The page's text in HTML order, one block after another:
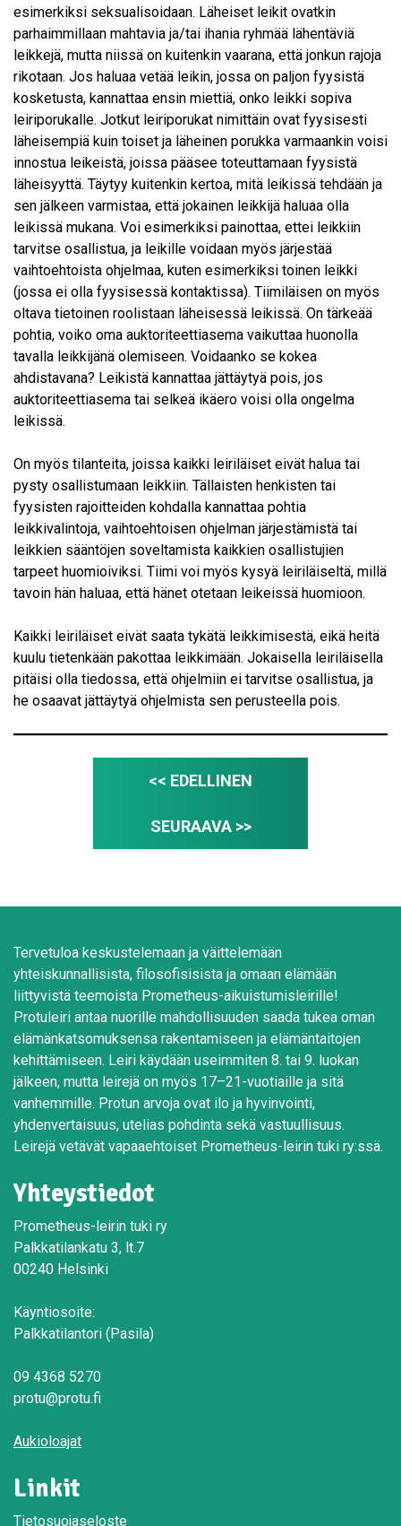
esimerkiksi seksualisoidaan. Läheiset leikit ovatkin
parhaimmillaan mahtavia ja/tai ihania ryhmää lähentäviä
leikkejä, mutta niissä on kuitenkin vaarana, että jonkun rajoja
rikotaan. Jos haluaa vetää leikin, jossa on paljon fyysistä
kosketusta, kannattaa ensin miettiä, onko leikki sopiva
leiriporukalle. Jotkut leiriporukat nimittäin ovat fyysisesti
läheisempiä kuin toiset ja läheinen porukka varmaankin voisi
innostua leikeistä, joissa pääsee toteuttamaan fyysistä
läheisyyttä. Täytyy kuitenkin kertoa, mitä leikissä tehdään ja
sen jälkeen varmistaa, että jokainen leikkijä haluaa olla
leikissä mukana. Voi esimerkiksi painottaa, ettei leikkiin
tarvitse osallistua, ja leikille voidaan myös järjestää
vaihtoehtoista ohjelmaa, kuten esimerkiksi toinen leikki
(jossa ei olla fyysisessä kontaktissa). Tiimiläisen on myös
oltava tietoinen roolistaan läheisessä leikissä. On tärkeää
pohtia, voiko oma auktoriteettiasema vaikuttaa huonolla
tavalla leikkijänä olemiseen. Voidaanko se kokea
ahdistavana? Leikistä kannattaa jättäytyä pois, jos
auktoriteettiasema tai selkeä ikäero voisi olla ongelma
leikissä.
On myös tilanteita, joissa kaikki leiriläiset eivät halua tai
pysty osallistumaan leikkiin. Tällaisten henkisten tai
fyysisten rajoitteiden kohdalla kannattaa pohtia
leikkivalintoja, vaihtoehtoisen ohjelman järjestämistä tai
leikkien sääntöjen soveltamista kaikkien osallistujien
tarpeet huomioiviksi. Tiimi voi myös kysyä leiriläiseltä, millä
tavoin hän haluaa, että hänet otetaan leikeissä huomioon.
Kaikki leiriläiset eivät saata tykätä leikkimisestä, eikä heitä
kuulu tietenkään pakottaa leikkimään. Jokaisella leiriläisella
pitäisi olla tiedossa, että ohjelmiin ei tarvitse osallistua, ja
he osaavat jättäytyä ohjelmista sen perusteella pois.
<< EDELLINEN
SEURAAVA >>
Tervetuloa keskustelemaan ja väittelemään
yhteiskunnallisista, filosofisisista ja omaan elämään
liittyvistä teemoista Prometheus-aikuistumisleirille!
Protuleiri antaa nuorille mahdollisuuden saada tukea oman
elämänkatsomuksensa rakentamiseen ja elämäntaitojen
kehittämiseen. Leiri käydään useimmiten 8. tai 9. luokan
jälkeen, mutta leirejä on myös 17–21-vuotiaille ja sitä
vanhemmille. Protun arvoja ovat ilo ja hyvinvointi,
yhdenvertaisuus, utelias pohdinta sekä vastuullisuus.
Leirejä vetävät vapaaehtoiset Prometheus-leirin tuki ry:ssä.
Yhteystiedot
Prometheus-leirin tuki ry
Palkkatilankatu 3, lt.7
00240 Helsinki
Käyntiosoite:
Palkkatilantori (Pasila)
09 4368 5270
protu@protu.fi
Aukioloajat
Linkit
Tietosuojaseloste